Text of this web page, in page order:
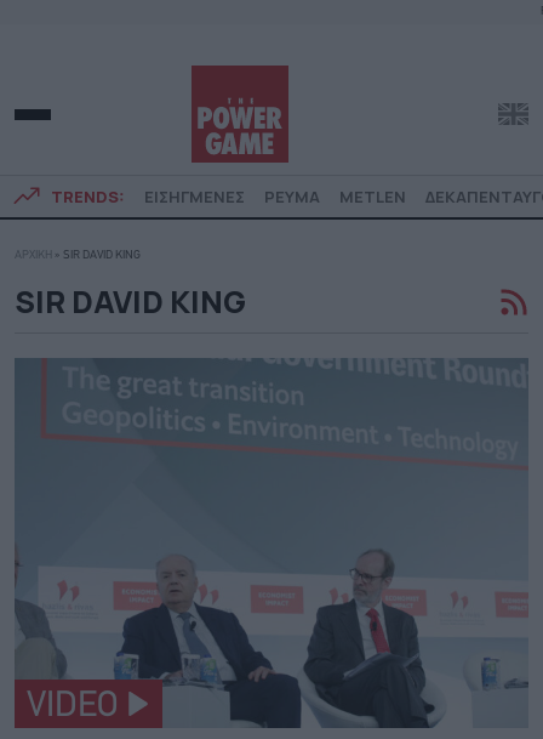
TRENDS: ΕΙΣΗΓΜΕΝΕΣ ΡΕΥΜΑ METLEN
ΑΡΧΙΚΗ » SIR DAVID KING
SIR DAVID KING
VIDEO